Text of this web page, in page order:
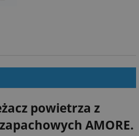
powietrza z
AMORE.